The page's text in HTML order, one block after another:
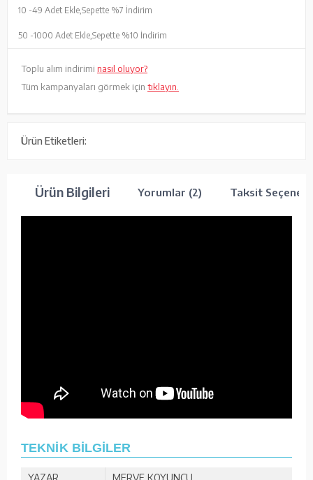
10 -49 Adet Ekle, Sepette %7 İndirim
50 -1000 Adet Ekle, Sepette %10 İndirim
Toplu alım indirimi nasıl oluyor?
Tüm kampanyaları görmek için tıklayın.
Ürün Etiketleri:
Ürün Bilgileri Yorumlar (2) Taksit
TEKNİK BİLGİLER
YAZAR MERVE KOYUNCU